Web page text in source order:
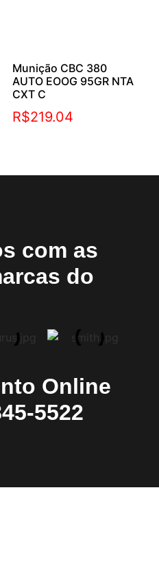
Munição CBC 380
AUTO EOOG 95GR NTA
CXT C
R$219.04
com as
do
Online
5522